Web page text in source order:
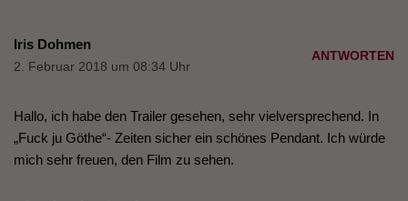
Iris Dohmen
2. Februar 2018 um 08:34 Uhr
ANTWORTEN
Hallo, ich habe den Trailer gesehen, sehr vielversprechend. In
„Fuck ju Göthe“- Zeiten sicher ein schönes Pendant. Ich würde
mich sehr freuen, den Film zu sehen.